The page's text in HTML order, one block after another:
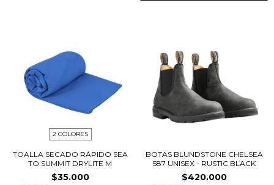
2 COLORES
TOALLA SECADO RÁPIDO SEA
TO SUMMIT DRYLITE M
$35.000
BOTAS BLUNDSTONE CHELSEA
587 UNISEX - RUSTIC BLACK
$420.000